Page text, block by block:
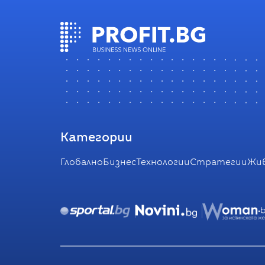
Категории
ГлобалноБизнес Технологии Стратегии